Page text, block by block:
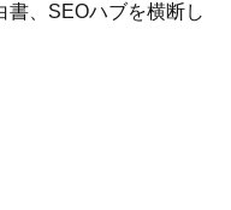
書、SEOハブを横断し